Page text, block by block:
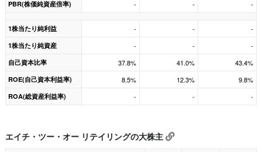
PBR(株価純資産倍率) - - -
1株当たり純利益 - - -
1株当たり純資産 - - -
自己資本比率 37.8% 41.0% 43.4%
ROE(自己資本利益率) 8.5% 12.3% 9.8%
ROA(総資産利益率) - - -
エイチ・ツー・オー リテイリングの大株主